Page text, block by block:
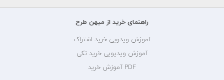
راهنمای خرید از میهن طرح
آموزش ویدویی خرید اشتراک
آموزش ویدیویی خرید تکی
PDF آموزش خرید